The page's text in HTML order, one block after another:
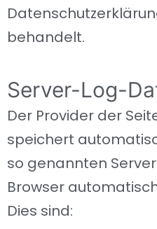
behandelt.
Server-Log-
Der Provider der
speichert
so genannten
Browser
Dies sind: